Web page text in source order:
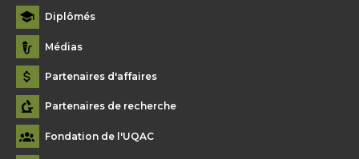
Diplômés
Médias
Partenaires d'affaires
Partenaires de recherche
Fondation de l'UQAC